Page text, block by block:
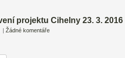
projektu Cihelny 23. 3. 2016
| Žádné komentáře